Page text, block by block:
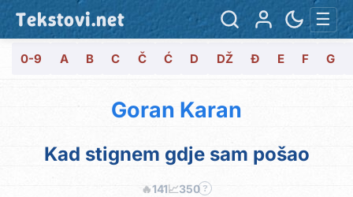
Tekstovi.net ☰
0-9 A B C Č Ć D DŽ Đ E F G
Goran Karan
Kad stignem gdje sam pošao
🔥141📈350 ?